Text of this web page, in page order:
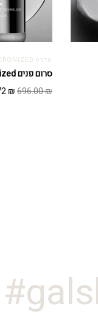
סדרת REMICRONIZED
סרום פנים Remicronized
696.00₪
₪